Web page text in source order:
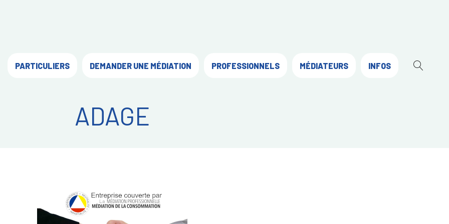
PARTICULIERS DEMANDER UNE MÉDIATION PROFESSIONNELS MÉDIATEURS INFOS
ADAGE